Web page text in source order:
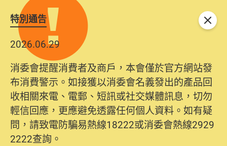
特別通告
2026.06.29
消委會提醒消費者及商戶，本會僅於官方網站發
布消費警示。如接獲以消委會名義發出的產品回
收相關來電、電郵、短訊或社交媒體訊息，切勿
輕信回應，更應避免透露任何個人資料。如有疑
問，請致電防騙易熱線18222或消委會熱線2929
2222查詢。
2025.10.31
為提升使用者體驗及網絡安全，本會的投訴處理
系統已經進行升級及推出新功能。由2025年11月
10日起，消費者需要提供基本聯絡資料（包括姓
名、電郵及電話）註冊帳戶，才可提交投訴、查
詢及建議。所有提交紀錄將清晰整合於帳戶中，
方便日後作出跟進。
關閉